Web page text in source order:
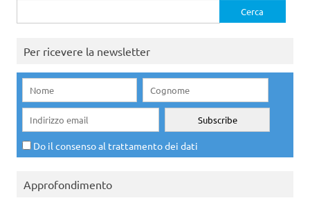
per:
Per ricevere la newsletter
Do il consenso al trattamento dei dati
Approfondimento